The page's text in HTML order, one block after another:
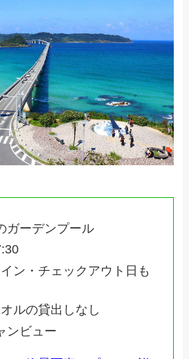
ガーデンプール
ン・チェックアウト日も
ルの貸出しなし
ンビュー